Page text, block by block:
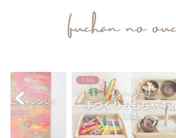
くらし